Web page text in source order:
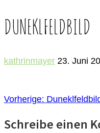
DUNEKLFELDBILD
kathrinmayer 23. Juni
Vorherige: Vorheriger
Schreibe einen